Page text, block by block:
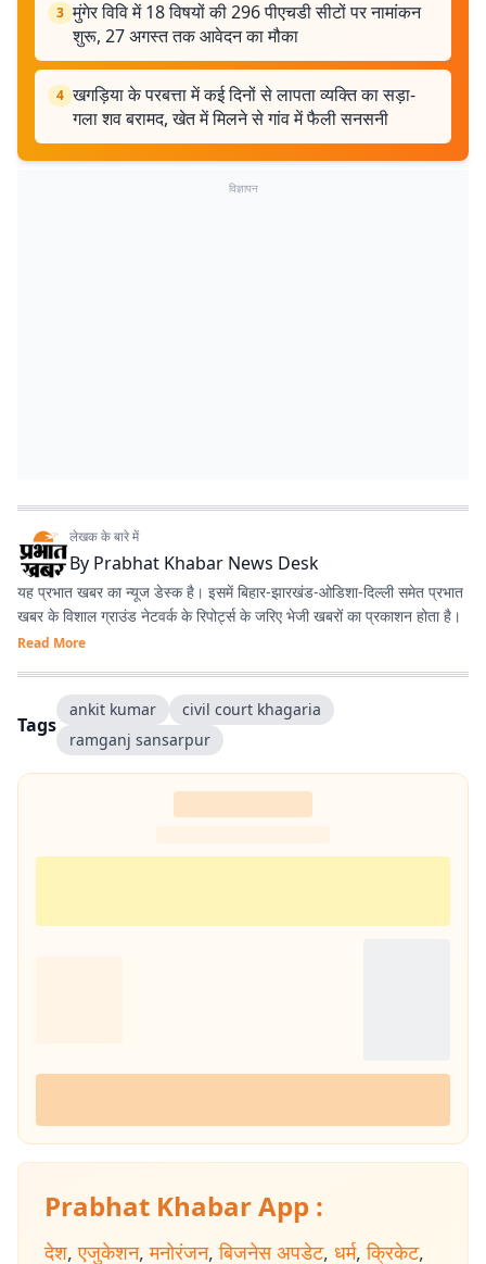
3 मुंगेर विवि में 18 विषयों की 296 पीएचडी सीटों पर नामांकन
शुरू, 27 अगस्त तक आवेदन का मौका
4 खगड़िया के परबत्ता में कई दिनों से लापता व्यक्ति का सड़ा-
गला शव बरामद, खेत में मिलने से गांव में फैली सनसनी
विज्ञापन
लेखक के बारे में
By Prabhat Khabar News Desk
यह प्रभात खबर का न्यूज डेस्क है। इसमें बिहार-झारखंड-ओडिशा-दिल्‍ली समेत प्रभात
खबर के विशाल ग्राउंड नेटवर्क के रिपोर्ट्स के जरिए भेजी खबरों का प्रकाशन होता है।
Read More
Tags
ankit kumar
civil court khagaria
ramganj sansarpur
Prabhat Khabar App :
देश, एजुकेशन, मनोरंजन, बिजनेस अपडेट, धर्म, क्रिकेट,